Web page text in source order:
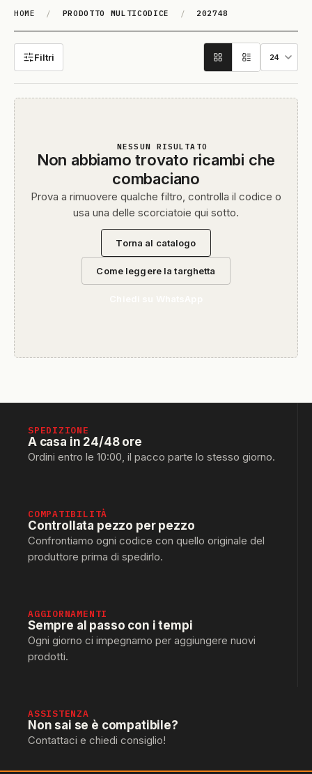
HOME / PRODOTTO MULTICODICE / 202748
202748
Filtri
NESSUN RISULTATO
Non abbiamo trovato ricambi che
combaciano
Prova a rimuovere qualche filtro, controlla il codice o
usa una delle scorciatoie qui sotto.
Torna al catalogo
Come leggere la targhetta
SPEDIZIONE
A casa in 24/48 ore
Ordini entro le 10:00, il pacco parte lo stesso giorno.
COMPATIBILITÀ
Controllata pezzo per pezzo
Confrontiamo ogni codice con quello originale del
produttore prima di spedirlo.
AGGIORNAMENTI
Sempre al passo con i tempi
Ogni giorno ci impegnamo per aggiungere nuovi
prodotti.
ASSISTENZA
Non sai se è compatibile?
Contattaci e chiedi consiglio!